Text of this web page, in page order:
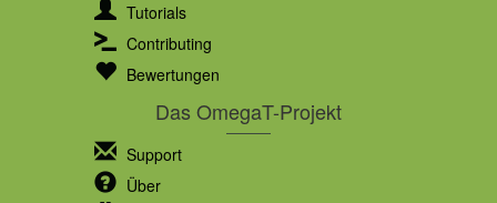
Tutorials
Contributing
Bewertungen
Das OmegaT-Projekt
Support
Über